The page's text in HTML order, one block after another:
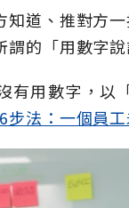
知道、推對方
的「用數字說
有用數字，以
步法：一個員